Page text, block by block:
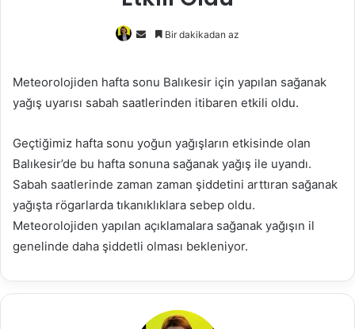
Bir
göndermek
Bir dakikadan az
Meteorolojiden hafta sonu Balıkesir için yapılan sağanak
yağış uyarısı sabah saatlerinden itibaren etkili oldu.
Geçtiğimiz hafta sonu yoğun yağışların etkisinde olan
Balıkesir’de bu hafta sonuna sağanak yağış ile uyandı.
Sabah saatlerinde zaman zaman şiddetini arttıran sağanak
yağışta rögarlarda tıkanıklıklara sebep oldu.
Meteorolojiden yapılan açıklamalara sağanak yağışın il
genelinde daha şiddetli olması bekleniyor.